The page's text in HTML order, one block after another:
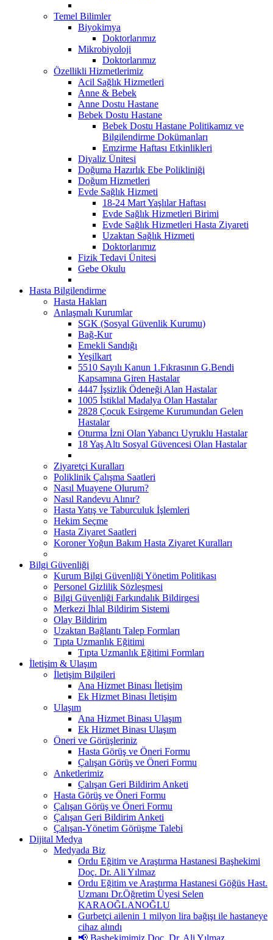
Temel Bilimler
Biyokimya
Doktorlarımız
Mikrobiyoloji
Doktorlarımız
Özellikli Hizmetlerimiz
Acil Sağlık Hizmetleri
Anne & Bebek
Anne Dostu Hastane
Bebek Dostu Hastane
Bebek Dostu Hastane Politikamız ve
Bilgilendirme Dokümanları
Emzirme Haftası Etkinlikleri
Diyaliz Ünitesi
Doğuma Hazırlık Ebe Polikliniği
Doğum Hizmetleri
Evde Sağlık Hizmeti
18-24 Mart Yaşlılar Haftası
Evde Sağlık Hizmetleri Birimi
Evde Sağlık Hizmetleri Hasta Ziyareti
Uzaktan Sağlık Hizmeti
Doktorlarımız
Fizik Tedavi Ünitesi
Gebe Okulu
Hasta Bilgilendirme
Hasta Hakları
Anlaşmalı Kurumlar
SGK (Sosyal Güvenlik Kurumu)
Bağ-Kur
Emekli Sandığı
Yeşilkart
5510 Sayılı Kanun 1.Fıkrasının G.Bendi
Kapsamına Giren Hastalar
4447 İşsizlik Ödeneği Alan Hastalar
1005 İstiklal Madalya Olan Hastalar
2828 Çocuk Esirgeme Kurumundan Gelen
Hastalar
Oturma İzni Olan Yabancı Uyruklu Hastalar
18 Yaş Altı Sosyal Güvencesi Olan Hastalar
Ziyaretçi Kuralları
Poliklinik Çalışma Saatleri
Nasıl Muayene Olurum?
Nasıl Randevu Alınır?
Hasta Yatış ve Taburculuk İşlemleri
Hekim Seçme
Hasta Ziyaret Saatleri
Koroner Yoğun Bakım Hasta Ziyaret Kuralları
Bilgi Güvenliği
Kurum Bilgi Güvenliği Yönetim Politikası
Personel Gizlilik Sözleşmesi
Bilgi Güvenliği Farkındalık Bildirgesi
Merkezi İhlal Bildirim Sistemi
Olay Bildirim
Uzaktan Bağlantı Talep Formları
Tıpta Uzmanlık Eğitimi
Tıpta Uzmanlık Eğitimi Formları
İletişim & Ulaşım
İletişim Bilgileri
Ana Hizmet Binası İletişim
Ek Hizmet Binası İletişim
Ulaşım
Ana Hizmet Binası Ulaşım
Ek Hizmet Binası Ulaşım
Öneri ve Görüşleriniz
Hasta Görüş ve Öneri Formu
Çalışan Görüş ve Öneri Formu
Anketlerimiz
Çalışan Geri Bildirim Anketi
Hasta Görüş ve Öneri Formu
Çalışan Görüş ve Öneri Formu
Çalışan Geri Bildirim Anketi
Çalışan-Yönetim Görüşme Talebi
Dijital Medya
Medyada Biz
Ordu Eğitim ve Araştırma Hastanesi Başhekimi
Doç. Dr. Ali Yılmaz
Ordu Eğitim ve Araştırma Hastanesi Göğüs Hast.
Uzmanı Dr.Öğretim Üyesi Selen
KARAOĞLANOĞLU
Gurbetçi ailenin 1 milyon lira bağışı ile hastaneye
cihaz alındı
📢 Başhekimimiz Doç. Dr. Ali Yılmaz,